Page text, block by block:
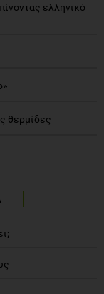
ελληνικό
θερμίδες